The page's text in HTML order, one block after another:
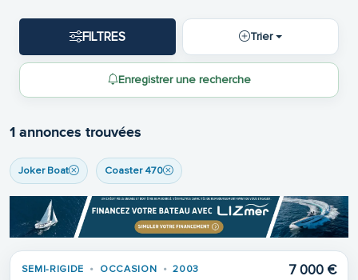
FILTRES Trier
Enregistrer une recherche
1 annonces trouvées
Joker Boat Coaster 470
SEMI-RIGIDE OCCASION 2003 7 000 €